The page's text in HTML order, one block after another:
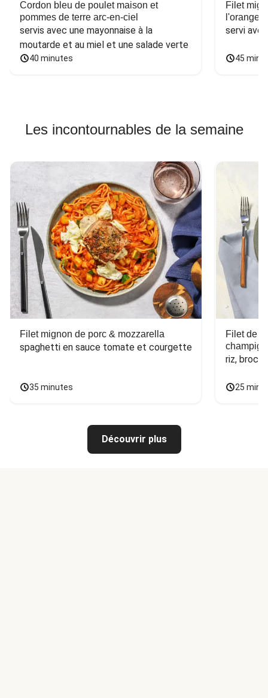
Cordon bleu de poulet maison et
pommes de terre arc-en-ciel
servis avec une mayonnaise à la
moutarde et au miel et une salade verte
40 minutes
Filet
l'orange
servi
45
Les incontournables de la semaine
Filet mignon de porc & mozzarella
spaghetti en sauce tomate et courgette
35 minutes
Filet de
riz,
25
Découvrir plus